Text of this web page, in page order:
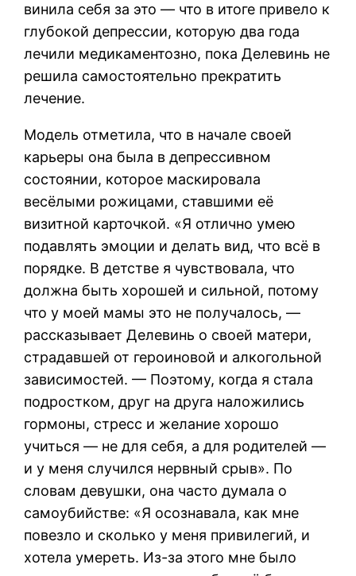
винила себя за это — что в итоге привело к
глубокой депрессии, которую два года
лечили медикаментозно, пока Делевинь не
решила самостоятельно прекратить
лечение.
Модель отметила, что в начале своей
карьеры она была в депрессивном
состоянии, которое маскировала
весёлыми рожицами, ставшими её
визитной карточкой. «Я отлично умею
подавлять эмоции и делать вид, что всё в
порядке. В детстве я чувствовала, что
должна быть хорошей и сильной, потому
что у моей мамы это не получалось, —
рассказывает Делевинь о своей матери,
страдавшей от героиновой и алкогольной
зависимостей. — Поэтому, когда я стала
подростком, друг на друга наложились
гормоны, стресс и желание хорошо
учиться — не для себя, а для родителей —
и у меня случился нервный срыв». По
словам девушки, она часто думала о
самоубийстве: «Я осознавала, как мне
повезло и сколько у меня привилегий, и
хотела умереть. Из-за этого мне было